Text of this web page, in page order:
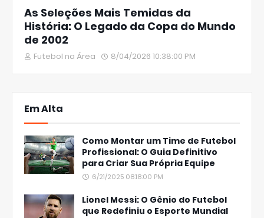
As Seleções Mais Temidas da
História: O Legado da Copa do Mundo
de 2002
Futebol na Área 8/04/2026 10:38:00 PM
Em Alta
Como Montar um Time de Futebol
Profissional: O Guia Definitivo
para Criar Sua Própria Equipe
6/21/2025 08:18:00 PM
Lionel Messi: O Gênio do Futebol
que Redefiniu o Esporte Mundial